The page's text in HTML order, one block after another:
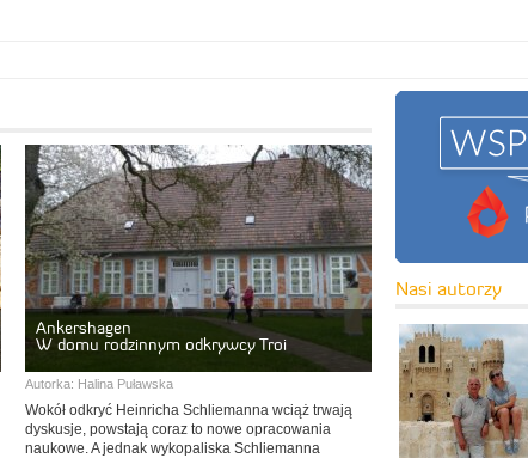
Ankershagen
W domu rodzinnym odkrywcy Troi
Autorka: Halina Puławska
Wokół odkryć Heinricha Schliemanna wciąż trwają
dyskusje, powstają coraz to nowe opracowania
naukowe. A jednak wykopaliska Schliemanna
Nasi autorzy